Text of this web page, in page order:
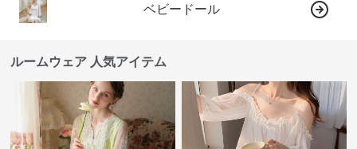
ベビードール
ルームウェア 人気アイテム